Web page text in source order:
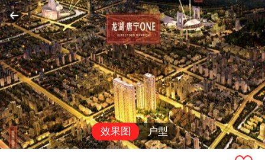
效果图 户型